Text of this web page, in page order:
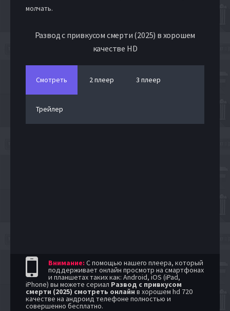
молчать.
Развод с привкусом смерти (2025) в хорошем
качестве HD
Смотреть 2 плеер 3 плеер
Трейлер
Внимание: С помощью нашего плеера, который
поддерживает онлайн просмотр на смартфонах
и планшетах таких как: Android, iOS (iPad,
iPhone) вы можете сериал Развод с привкусом
смерти (2025) смотреть онлайнв хорошем hd 720
качестве на андроид телефоне полностью и
совершенно бесплатно.